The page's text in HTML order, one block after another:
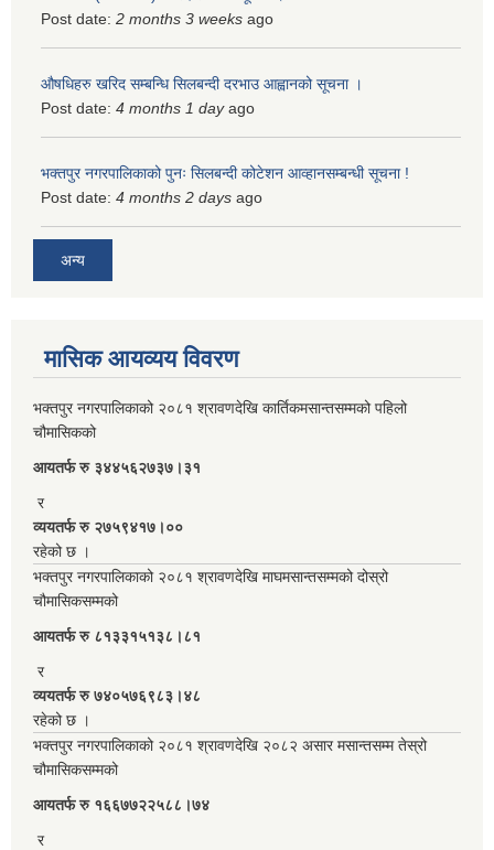
Post date: 2 months 3 weeks ago
औषधिहरु खरिद सम्बन्धि सिलबन्दी दरभाउ आह्वानको सूचना ।
Post date: 4 months 1 dayago
भक्तपुर नगरपालिकाको पुनः सिलबन्दी कोटेशन आव्हानसम्बन्धी सूचना !
Post date: 4 months 2 days ago
अन्य
मासिक आयव्यय विवरण
भक्तपुर नगरपालिकाको २०८१ श्रावणदेखि कार्तिकमसान्तसम्मको पहिलो
चौमासिकको
आयतर्फ रु‌ ३४४५६२७३७।३१
र
व्ययतर्फ रु २७५९४१७।००
रहेको छ ।
भक्तपुर नगरपालिकाको २०८१ श्रावणदेखि माघमसान्तसम्मको दोस्रो
चौमासिकसम्मको
आयतर्फ रु‌ ८१३३१५१३८।८१
र
व्ययतर्फ रु ७४०५७६९८३।४८
रहेको छ ।
भक्तपुर नगरपालिकाको २०८१ श्रावणदेखि २०८२ असार मसान्तसम्म तेस्रो
चौमासिकसम्मको
आयतर्फ रु‌ १६६७७२२५८८।७४
र